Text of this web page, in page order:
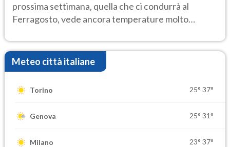
prossima settimana, quella che ci condurrà al
Ferragosto, vede ancora temperature molto
Meteo città italiane
Torino 25° 37°
Genova 25° 31°
Milano 23° 37°